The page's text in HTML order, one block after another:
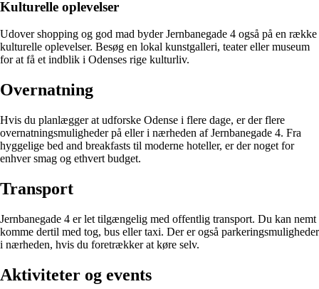
Kulturelle oplevelser
Udover shopping og god mad byder Jernbanegade 4 også på en række
kulturelle oplevelser. Besøg en lokal kunstgalleri, teater eller museum
for at få et indblik i Odenses rige kulturliv.
Overnatning
Hvis du planlægger at udforske Odense i flere dage, er der flere
overnatningsmuligheder på eller i nærheden af Jernbanegade 4. Fra
hyggelige bed and breakfasts til moderne hoteller, er der noget for
enhver smag og ethvert budget.
Transport
Jernbanegade 4 er let tilgængelig med offentlig transport. Du kan nemt
komme dertil med tog, bus eller taxi. Der er også parkeringsmuligheder
i nærheden, hvis du foretrækker at køre selv.
Aktiviteter og events